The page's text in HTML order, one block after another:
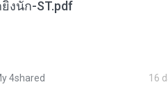
งนัก-ST.pdf
4shared 16